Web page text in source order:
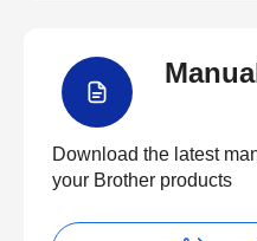
Download the latest
your Brother products